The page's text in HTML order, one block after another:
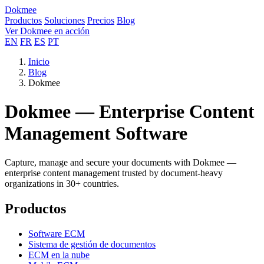
Dokmee
Productos Soluciones Precios Blog
Ver Dokmee en acción
EN FR ES PT
Inicio
Blog
Dokmee
Dokmee — Enterprise Content
Management Software
Capture, manage and secure your documents with Dokmee —
enterprise content management trusted by document-heavy
organizations in 30+ countries.
Productos
Software ECM
Sistema de gestión de documentos
ECM en la nube